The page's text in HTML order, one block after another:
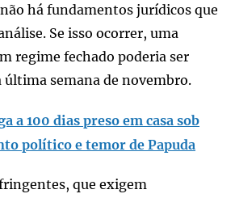
há fundamentos jurídicos que
Se isso ocorrer, uma
regime fechado poderia ser
última semana de novembro.
a 100 dias preso em casa sob
político e temor de Papuda
que exigem